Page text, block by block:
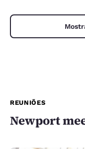
REUNIÕES
Newport